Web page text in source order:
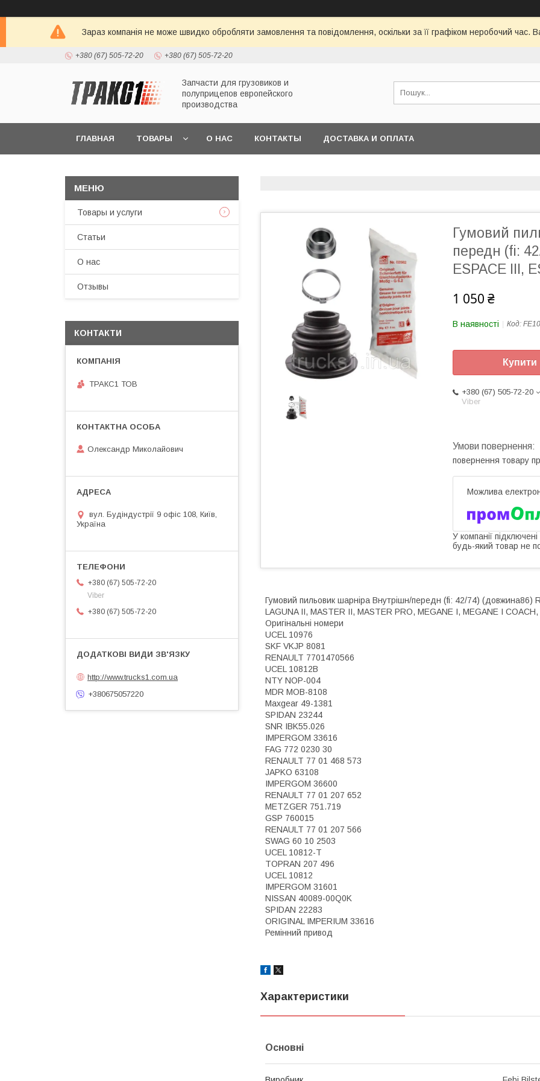
Зараз компанія не може швидко обробляти замовлення та повідомлення, оскільки за її графіком неробочий
+380 (67) 505-72-20 +380 (67) 505-72-20
Запчасти для грузовиков и
полуприцепов европейского
производства
ГЛАВНАЯ ТОВАРЫ О НАС КОНТАКТЫ ДОСТАВКА И ОПЛАТА
Гумовий
передн (fi:
ESPACE III,
1 050 ₴
В наявності Код:
Купити
+380 (67) 505-72-20
Viber
повернення товару
У компанії
будь-який товар не
Гумовий пильовик шарніра Внутрішн/передн (fi: 42/74) (довжина86)
LAGUNA II, MASTER II, MASTER PRO, MEGANE I, MEGANE I
Оригінальні номери
UCEL 10976
SKF VKJP 8081
RENAULT 7701470566
UCEL 10812B
NTY NOP-004
MDR MOB-8108
Maxgear 49-1381
SPIDAN 23244
SNR IBK55.026
IMPERGOM 33616
FAG 772 0230 30
RENAULT 77 01 468 573
JAPKO 63108
IMPERGOM 36600
RENAULT 77 01 207 652
METZGER 751.719
GSP 760015
RENAULT 77 01 207 566
SWAG 60 10 2503
UCEL 10812-T
TOPRAN 207 496
UCEL 10812
IMPERGOM 31601
NISSAN 40089-00Q0K
SPIDAN 22283
ORIGINAL IMPERIUM 33616
Ремінний привод
Характеристики
Основні
Товары и услуги
Статьи
О нас
Отзывы
КОНТАКТИ
ТРАКС1 ТОВ
Олександр Миколайович
вул. Будіндустрії 9 офіс 108, Київ,
Україна
+380 (67) 505-72-20
Viber
+380 (67) 505-72-20
http://www.trucks1.com.ua
+380675057220